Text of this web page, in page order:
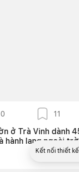
0 11
ở Trà Vinh dành
hành lang ngoài
Kết nối thiết